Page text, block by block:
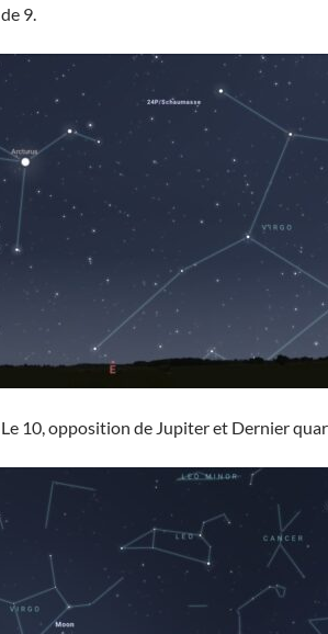
de 9.
Le 10, opposition de Jupiter et Dernier